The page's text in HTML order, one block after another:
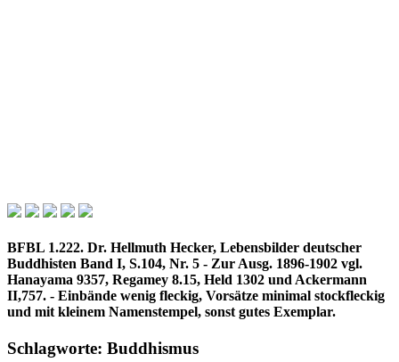
BFBL 1.222. Dr. Hellmuth Hecker, Lebensbilder deutscher
Buddhisten Band I, S.104, Nr. 5 - Zur Ausg. 1896-1902 vgl.
Hanayama 9357, Regamey 8.15, Held 1302 und Ackermann
II,757. - Einbände wenig fleckig, Vorsätze minimal stockfleckig
und mit kleinem Namenstempel, sonst gutes Exemplar.
Schlagworte: Buddhismus